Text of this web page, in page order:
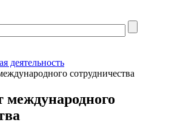
деятельность
сотрудничества
международного